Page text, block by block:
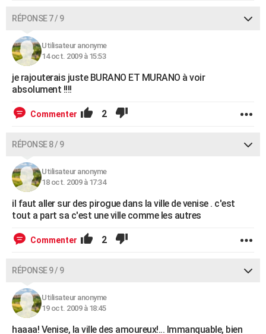
RÉPONSE 7 / 9
Utilisateur anonyme
14 oct. 2009 à 15:53
je rajouterais juste BURANO ET MURANO à voir
absolument !!!!
Commenter 2
RÉPONSE 8 / 9
Utilisateur anonyme
18 oct. 2009 à 17:34
il faut aller sur des pirogue dans la ville de venise . c'est
tout a part sa c'est une ville comme les autres
Commenter 2
RÉPONSE 9 / 9
Utilisateur anonyme
19 oct. 2009 à 18:45
haaaa! Venise, la ville des amoureux!... Immanquable, bien